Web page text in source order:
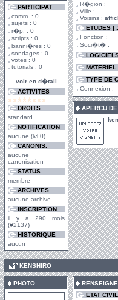
PARTICIPAT.
comm. : 0
sujets : 0
r�p. : 0
scripts : 0
banni�res : 0
sondages : 0
votes : 0
tutorials : 0
voir en d�tail
ACTIVITES
DROITS
standard
NOTIFICATION
aucune (lvl 0)
CANONIS.
aucune
canonisation
STATUS
membre
ARCHIVES
aucune archive
INSCRIPTION
il y a 290 mois
(#2137)
HISTORIQUE
aucun
R�gion :
Ville :
Voisins :
ETUDES |
Fonction :
Soci�t� :
MATERIEL
TYPE DE
Connexion :
APERCU
KENSHIRO
PHOTO
ETAT CIVIL